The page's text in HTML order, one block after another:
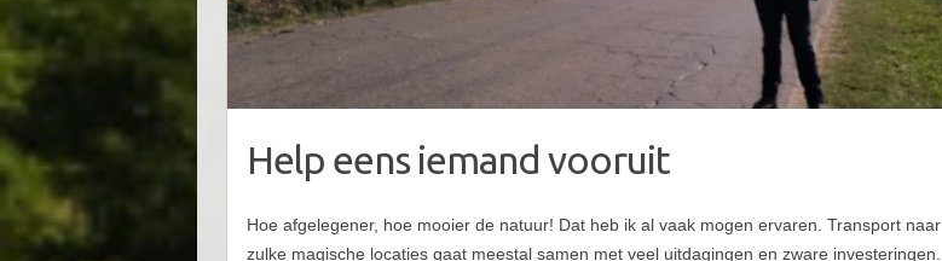
Help eens iemand vooruit
Hoe afgelegener, hoe mooier de natuur! Dat heb ik al vaak mogen ervaren. Transport naar
zulke magische locaties gaat meestal samen met veel uitdagingen en zware investeringen.